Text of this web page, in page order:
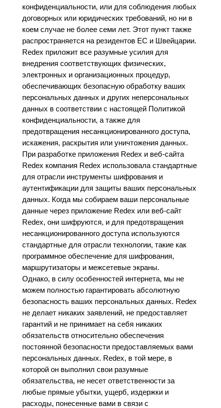
конфиденциальности, или для соблюдения любых
договорных или юридических требований, но ни в
коем случае не более семи лет. Этот пункт также
распространяется на резидентов ЕС и Швейцарии.
Redex приложит все разумные усилия для
внедрения соответствующих физических,
электронных и организационных процедур,
обеспечивающих безопасную обработку ваших
персональных данных и других неперсональных
данных в соответствии с настоящей Политикой
конфиденциальности, а также для
предотвращения несанкционированного доступа,
искажения, раскрытия или уничтожения данных.
При разработке приложения Redex и веб-сайта
Redex компания Redex использовала стандартные
для отрасли инструменты шифрования и
аутентификации для защиты ваших персональных
данных. Когда мы собираем ваши персональные
данные через приложение Redex или веб-сайт
Redex, они шифруются, и для предотвращения
несанкционированного доступа используются
стандартные для отрасли технологии, такие как
программное обеспечение для шифрования,
маршрутизаторы и межсетевые экраны.
Однако, в силу особенностей интернета, мы не
можем полностью гарантировать абсолютную
безопасность ваших персональных данных. Redex
не делает никаких заявлений, не предоставляет
гарантий и не принимает на себя никаких
обязательств относительно обеспечения
постоянной безопасности предоставляемых вами
персональных данных. Redex, в той мере, в
которой он выполнил свои разумные
обязательства, не несет ответственности за
любые прямые убытки, ущерб, издержки и
расходы, понесенные вами в связи с